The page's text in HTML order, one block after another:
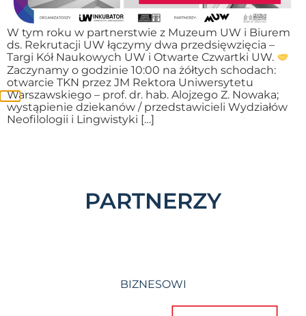
W tym roku w partnerstwie z Muzeum UW i Biurem
ds. Rekrutacji UW łączymy dwa przedsięwzięcia –
Targi Kół Naukowych UW i Otwarte Czwartki UW.
Zaczynamy o godzinie 10:00 na żółtych schodach:
otwarcie TKN przez JM Rektora Uniwersytetu
Warszawskiego – prof. dr. hab. Alojzego Z. Nowaka;
wystąpienie dziekanów / przedstawicieli Wydziałów
Neofilologii i Lingwistyki […]
PARTNERZY
BIZNESOWI